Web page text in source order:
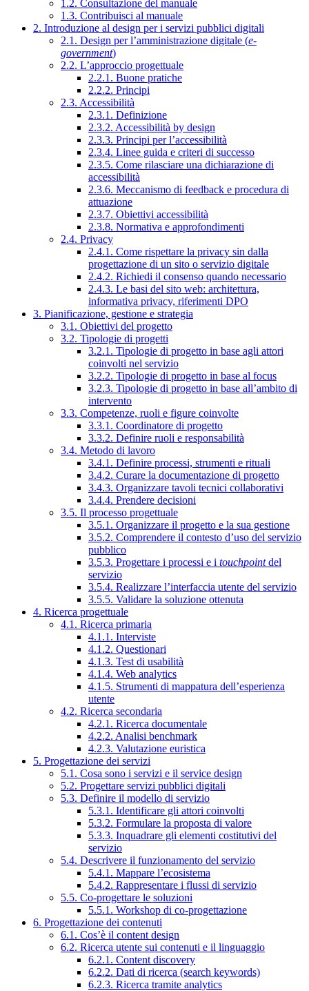
1.2. Consultazione del manuale
1.3. Contribuisci al manuale
2. Introduzione al design per i servizi pubblici digitali
2.1. Design per l’amministrazione digitale (e-
government)
2.2. L’approccio progettuale
2.2.1. Buone pratiche
2.2.2. Principi
2.3. Accessibilità
2.3.1. Definizione
2.3.2. Accessibilità by design
2.3.3. Principi per l’accessibilità
2.3.4. Linee guida e criteri di successo
2.3.5. Come rilasciare una dichiarazione di
accessibilità
2.3.6. Meccanismo di feedback e procedura di
attuazione
2.3.7. Obiettivi accessibilità
2.3.8. Normativa e approfondimenti
2.4. Privacy
2.4.1. Come rispettare la privacy sin dalla
progettazione di un sito o servizio digitale
2.4.2. Richiedi il consenso quando necessario
2.4.3. Le basi del sito web: architettura,
informativa privacy, riferimenti DPO
3. Pianificazione, gestione e strategia
3.1. Obiettivi del progetto
3.2. Tipologie di progetti
3.2.1. Tipologie di progetto in base agli attori
coinvolti nel servizio
3.2.2. Tipologie di progetto in base al focus
3.2.3. Tipologie di progetto in base all’ambito di
intervento
3.3. Competenze, ruoli e figure coinvolte
3.3.1. Coordinatore di progetto
3.3.2. Definire ruoli e responsabilità
3.4. Metodo di lavoro
3.4.1. Definire processi, strumenti e rituali
3.4.2. Curare la documentazione di progetto
3.4.3. Organizzare tavoli tecnici collaborativi
3.4.4. Prendere decisioni
3.5. Il processo progettuale
3.5.1. Organizzare il progetto e la sua gestione
3.5.2. Comprendere il contesto d’uso del servizio
pubblico
3.5.3. Progettare i processi e i touchpointdel
servizio
3.5.4. Realizzare l’interfaccia utente del servizio
3.5.5. Validare la soluzione ottenuta
4. Ricerca progettuale
4.1. Ricerca primaria
4.1.1. Interviste
4.1.2. Questionari
4.1.3. Test di usabilità
4.1.4. Web analytics
4.1.5. Strumenti di mappatura dell’esperienza
utente
4.2. Ricerca secondaria
4.2.1. Ricerca documentale
4.2.2. Analisi benchmark
4.2.3. Valutazione euristica
5. Progettazione dei servizi
5.1. Cosa sono i servizi e il service design
5.2. Progettare servizi pubblici digitali
5.3. Definire il modello di servizio
5.3.1. Identificare gli attori coinvolti
5.3.2. Formulare la proposta di valore
5.3.3. Inquadrare gli elementi costitutivi del
servizio
5.4. Descrivere il funzionamento del servizio
5.4.1. Mappare l’ecosistema
5.4.2. Rappresentare i flussi di servizio
5.5. Co-progettare le soluzioni
5.5.1. Workshop di co-progettazione
6. Progettazione dei contenuti
6.1. Cos’è il content design
6.2. Ricerca utente sui contenuti e il linguaggio
6.2.1. Content discovery
6.2.2. Dati di ricerca (search keywords)
6.2.3. Ricerca tramite analytics